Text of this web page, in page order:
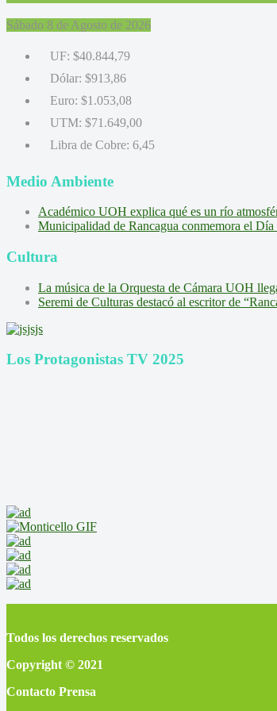
Sábado 8 de Agosto de 2026
UF: $40.844,79
Dólar: $913,86
Euro: $1.053,08
UTM: $71.649,00
Libra de Cobre: 6,45
Medio Ambiente
Académico UOH explica qué es un río
Municipalidad de Rancagua conmemora el
Cultura
La música de la Orquesta de Cámara UOH
Seremi de Culturas destacó al escritor de
Los Protagonistas TV 2025
Todos los derechos reservados
Copyright © 2021
Contacto Prensa